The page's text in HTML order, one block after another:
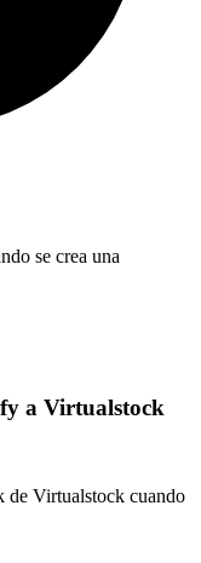
se crea una
a Virtualstock
de Virtualstock cuando